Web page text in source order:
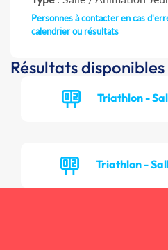
Personnes à contacter en cas
calendrier ou résultats
Résultats disponibles
Triathlon -
Triathlon -